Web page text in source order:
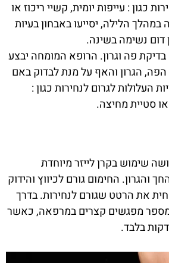
כגון : עייפות יומית, קשיי ריכוז או
הלילה, יסייעו באבחון בעיות
דום נשימה בשינה.
בדיקת פה וגרון. הרופא המומחה יבצע
הגרון והאף על מנת לבדוק באם
העלולות לגרום לנחירות כגון :
סטיית מחיצה.
שימוש בקרן לייזר מיוחדת
החימום גורם לכיווץ והידוק
את הרטט שגורם לנחירות. בדרך
מפגשים קצרים במרפאה, כאשר